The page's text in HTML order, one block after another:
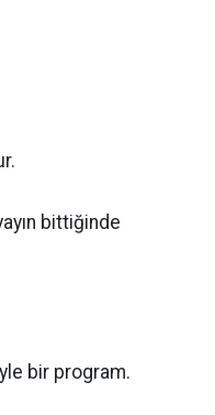
bittiğinde
bir program.